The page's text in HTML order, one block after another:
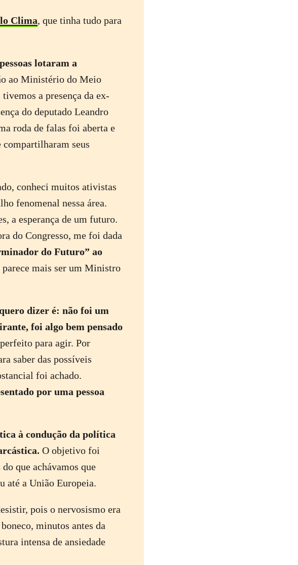
Clima, que tinha tudo para
lotaram a
ao Ministério do Meio
a presença da ex-
do deputado Leandro
roda de falas foi aberta e
compartilharam seus
conheci muitos ativistas
fenomenal nessa área.
a esperança de um futuro.
do Congresso, me foi dada
do Futuro” ao
parece mais ser um Ministro
dizer é: não foi um
foi algo bem pensado
para agir. Por
saber das possíveis
foi achado.
por uma pessoa
à condução da política
O objetivo foi
que achávamos que
até a União Europeia.
pois o nervosismo era
minutos antes da
intensa de ansiedade